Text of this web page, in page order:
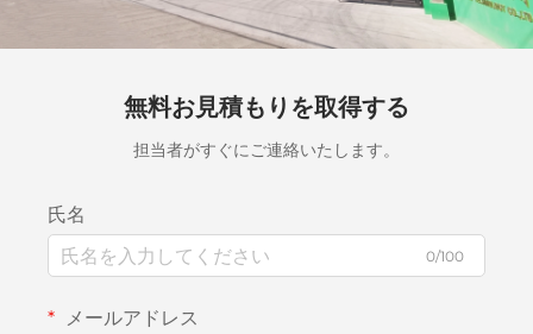
無料お見積もりを取得する
担当者がすぐにご連絡いたします。
氏名
0/100
メールアドレス